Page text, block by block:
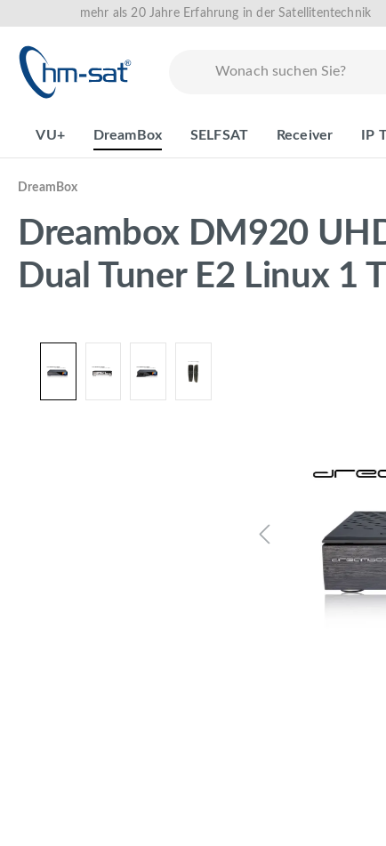
Zur Hauptnavigation springen
mehr als 20 Jahre Erfahrung in der Satellitentechnik
VU+ DreamBox SELFSAT Receiver IP
DreamBox
Dreambox DM920
Dual Tuner E2 Linux 1